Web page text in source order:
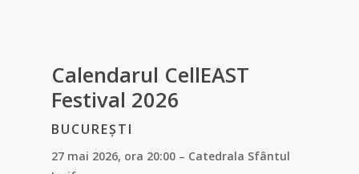
Calendarul CellEAST
Festival 2026
BUCUREȘTI
27 mai 2026, ora 20:00 – Catedrala Sfântul